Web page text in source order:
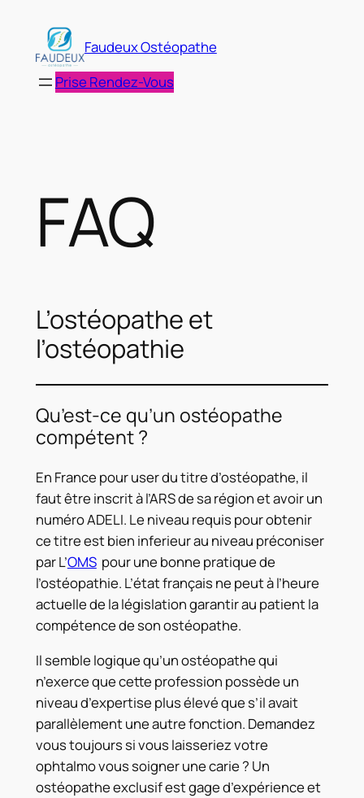
contenu
Faudeux Ostéopathe
Prise Rendez-Vous
FAQ
L’ostéopathe et
l’ostéopathie
Qu’est-ce qu’un ostéopathe
compétent ?
En France pour user du titre d’ostéopathe, il
faut être inscrit à l’ARS de sa région et avoir un
numéro ADELI. Le niveau requis pour obtenir
ce titre est bien inferieur au niveau préconiser
par L’OMSpour une bonne pratique de
l’ostéopathie. L’état français ne peut à l’heure
actuelle de la législation garantir au patient la
compétence de son ostéopathe.
Il semble logique qu’un ostéopathe qui
n’exerce que cette profession possède un
niveau d’expertise plus élevé que s’il avait
parallèlement une autre fonction. Demandez
vous toujours si vous laisseriez votre
ophtalmo vous soigner une carie ? Un
ostéopathe exclusif est gage d’expérience et